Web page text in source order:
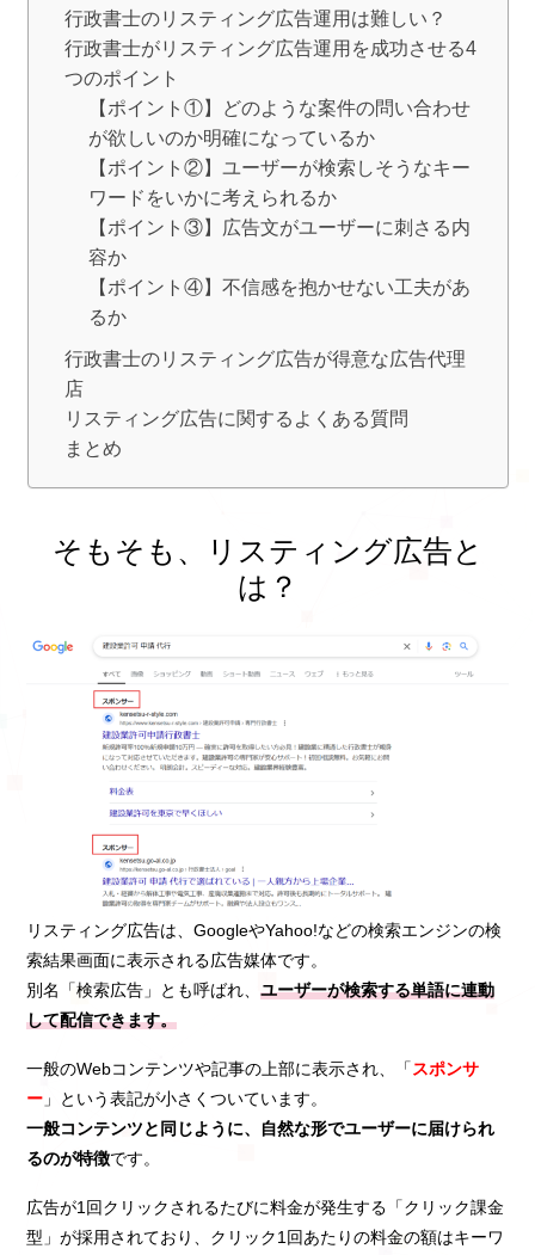
行政書士のリスティング広告運用は難しい？
行政書士がリスティング広告運用を成功させる4
つのポイント
【ポイント①】どのような案件の問い合わせ
が欲しいのか明確になっているか
【ポイント②】ユーザーが検索しそうなキー
ワードをいかに考えられるか
【ポイント③】広告文がユーザーに刺さる内
容か
【ポイント④】不信感を抱かせない工夫があ
るか
行政書士のリスティング広告が得意な広告代理
店
リスティング広告に関するよくある質問
まとめ
そもそも、リスティング広告と
は？
リスティング広告は、GoogleやYahoo!などの検索エンジンの検
索結果画面に表示される広告媒体です。
別名「検索広告」とも呼ばれ、ユーザーが検索する単語に連動
して配信できます。
一般のWebコンテンツや記事の上部に表示され、「 スポンサ
ー 」という表記が小さくついています。
一般コンテンツと同じように、自然な形でユーザーに届けられ
るのが特徴です。
広告が1回クリックされるたびに料金が発生する「クリック課金
型」が採用されており、クリック1回あたりの料金の額はキーワ